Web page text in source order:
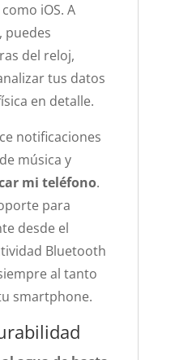
iOS. A
puedes
del reloj,
tus datos
en detalle.
notificaciones
música y
mi teléfono.
para
desde el
Bluetooth
al tanto
smartphone.